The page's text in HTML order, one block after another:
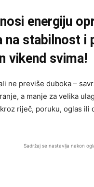
energiju
stabilnost i
vikend svima!
ne previše duboka –
a manje za velika
riječ, poruku, oglas
Sadržaj se nastavlja nakon